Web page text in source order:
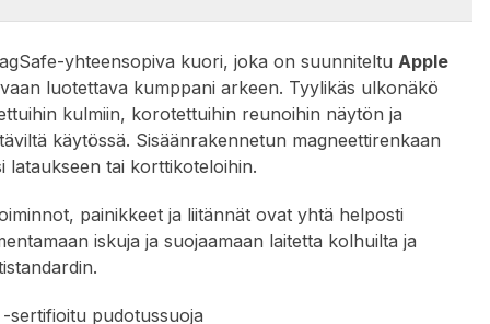
yhteensopiva kuori, joka on suunniteltuApple
luotettava kumppani arkeen. Tyylikäs ulkonäkö
kulmiin, korotettuihin reunoihin näytön ja
käytössä. Sisäänrakennetun magneettirenkaan
lataukseen tai korttikoteloihin.
painikkeet ja liitännät ovat yhtä helposti
iskuja ja suojaamaan laitetta kolhuilta ja
sertifioitu pudotussuoja